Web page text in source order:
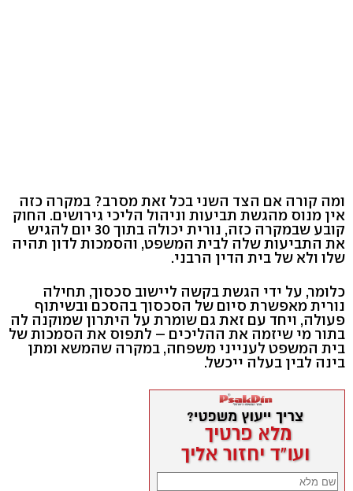
ומה קורה אם הצד השני בכל זאת מסרב? במקרה כזה
אין מנוס מהגשת תביעות וניהול הליכי גירושים. החוק
קובע שבמקרה כזה, נורית יכולה בתוך 30 יום להגיש
את התביעות שלה לבית המשפט, והסמכות לדון תהיה
שלו ולא של בית הדין הרבני.
כלומר, על ידי הגשת בקשה ליישוב סכסוך, תחילה
נורית מאפשרת סיום של הסכסוך בהסכם ובשיתוף
פעולה, ויחד עם זאת גם שומרת על היתרון שמוקנה לה
בתור מי שיזמה את ההליכים – לתפוס את הסמכות של
בית המשפט לענייני משפחה, במקרה שהמשא ומתן
בינה לבין בעלה ייכשל.